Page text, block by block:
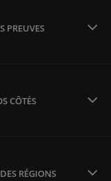
PREUVES
CÔTÉS
RÉGIONS